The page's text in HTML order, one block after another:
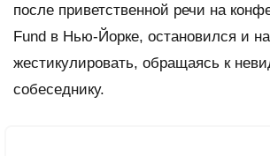
после приветственной речи на
Fund в Нью-Йорке, остановился и
жестикулировать, обращаясь к
собеседнику.